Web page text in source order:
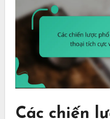
Các chiến